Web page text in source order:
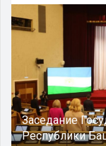
Заседание
Республики